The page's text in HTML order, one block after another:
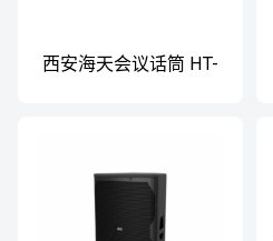
西安海天会议话筒 HT-